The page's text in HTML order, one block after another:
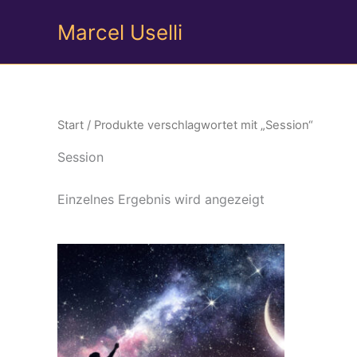
Marcel Uselli
Start / Produkte verschlagwortet mit „Session“
Session
Einzelnes Ergebnis wird angezeigt